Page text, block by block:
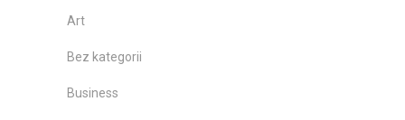
Art
Bez kategorii
Business